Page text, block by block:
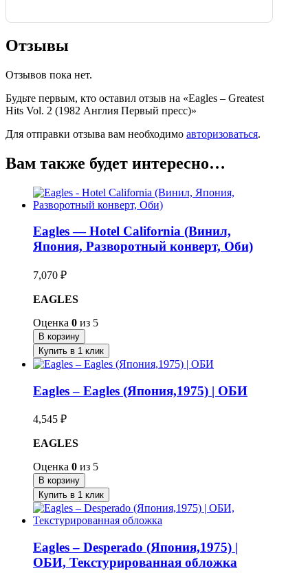
Отзывы
Отзывов пока нет.
Будьте первым, кто оставил отзыв на «Eagles – Greatest
Hits Vol. 2 (1982 Англия Первый пресс)»
Для отправки отзыва вам необходимо авторизоваться.
Вам также будет интересно…
Eagles — Hotel California (Винил,
Япония, Разворотный конверт, Оби)
7,070 ₽
EAGLES
Оценка 0 из 5
В корзину
Купить в 1 клик
Eagles – Eagles (Япония,1975) | ОБИ
4,545 ₽
EAGLES
Оценка 0 из 5
В корзину
Купить в 1 клик
Eagles – Desperado (Япония,1975) |
ОБИ, Текстурированная обложка